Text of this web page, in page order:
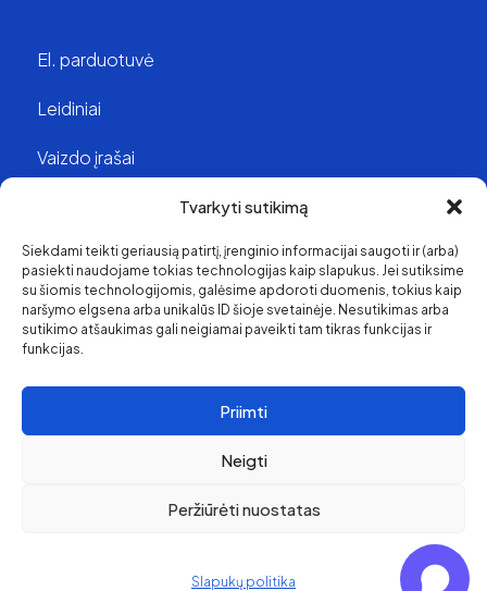
Tvarkyti sutikimą
Siekdami teikti geriausią patirtį, įrenginio informacijai saugoti ir (arba)
pasiekti naudojame tokias technologijas kaip slapukus. Jei sutiksime
su šiomis technologijomis, galėsime apdoroti duomenis, tokius kaip
naršymo elgsena arba unikalūs ID šioje svetainėje. Nesutikimas arba
sutikimo atšaukimas gali neigiamai paveikti tam tikras funkcijas ir
funkcijas.
Priimti
Neigti
Peržiūrėti nuostatas
Slapukų politika
El. parduotuvė
Leidiniai
Vaizdo įrašai
Struktūra ir kontaktai
Apie mus
Svetainės medis
© 2026 Klaipėda Travel
Privatumo politika